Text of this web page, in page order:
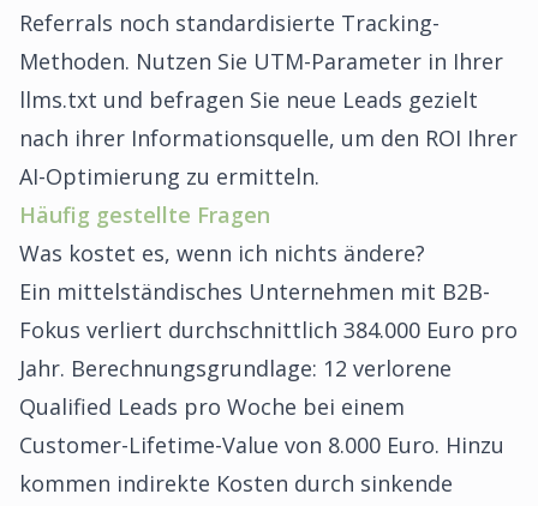
Referrals noch standardisierte Tracking-
Methoden. Nutzen Sie UTM-Parameter in Ihrer
llms.txt und befragen Sie neue Leads gezielt
nach ihrer Informationsquelle, um den ROI Ihrer
AI-Optimierung zu ermitteln.
Häufig gestellte Fragen
Was kostet es, wenn ich nichts ändere?
Ein mittelständisches Unternehmen mit B2B-
Fokus verliert durchschnittlich 384.000 Euro pro
Jahr. Berechnungsgrundlage: 12 verlorene
Qualified Leads pro Woche bei einem
Customer-Lifetime-Value von 8.000 Euro. Hinzu
kommen indirekte Kosten durch sinkende